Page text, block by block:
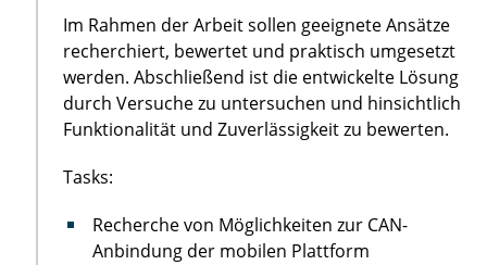
Im Rahmen der Arbeit sollen geeignete Ansätze
recherchiert, bewertet und praktisch umgesetzt
werden. Abschließend ist die entwickelte Lösung
durch Versuche zu untersuchen und hinsichtlich
Funktionalität und Zuverlässigkeit zu bewerten.
Tasks:
Recherche von Möglichkeiten zur CAN-
Anbindung der mobilen Plattform